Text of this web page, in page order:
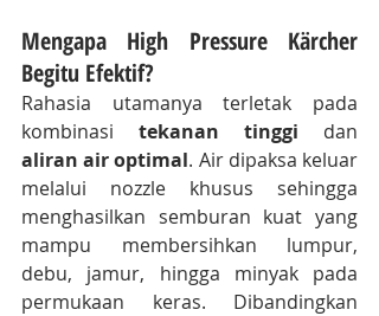
Mengapa High Pressure Kärcher
Begitu Efektif?
Rahasia utamanya terletak pada
kombinasi tekanan tinggi
aliran air optimal. Air dipaksa keluar
melalui nozzle khusus sehingga
menghasilkan semburan kuat yang
mampu membersihkan lumpur,
debu, jamur, hingga minyak pada
permukaan keras. Dibandingkan